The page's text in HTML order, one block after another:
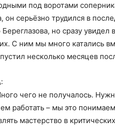
под воротами
он серьёзно трудился в
но сразу увидел
С ним мы много катались
несколько месяцев
чего не получалось.
работать – мы это
мастерство в